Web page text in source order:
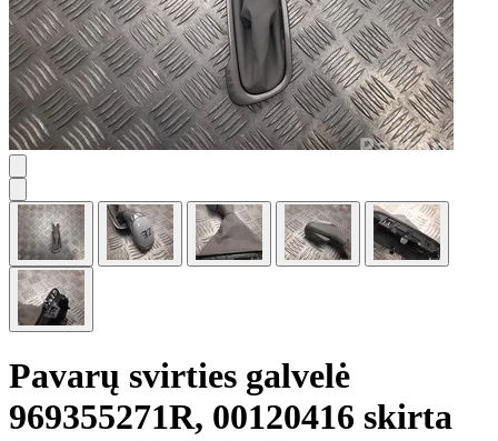
Pavarų svirties galvelė
969355271R, 00120416 skirta